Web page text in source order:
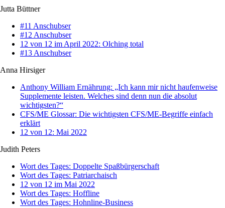
Jutta Büttner
#11 Anschubser
#12 Anschubser
12 von 12 im April 2022: Olching total
#13 Anschubser
Anna Hirsiger
Anthony William Ernährung: „Ich kann mir nicht haufenweise
Supplemente leisten. Welches sind denn nun die absolut
wichtigsten?“
CFS/ME Glossar: Die wichtigsten CFS/ME-Begriffe einfach
erklärt
12 von 12: Mai 2022
Judith Peters
Wort des Tages: Doppelte Spaßbürgerschaft
Wort des Tages: Patriarchaisch
12 von 12 im Mai 2022
Wort des Tages: Hoffline
Wort des Tages: Hohnline-Business